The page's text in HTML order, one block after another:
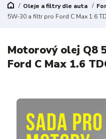
Oleje a filtry dle auta
5W-30 a filtr pro Ford C Max 1.6
Motorový olej Q8
Ford C Max 1.6